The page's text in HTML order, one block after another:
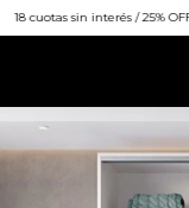
cuotas sin interés / 25% OFF